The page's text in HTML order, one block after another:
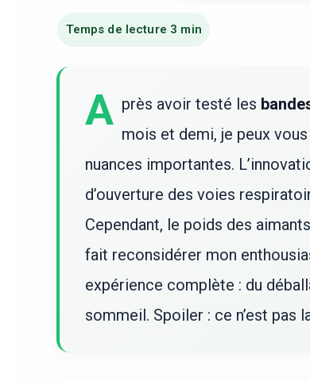
A près avoir testé les
mois et demi, je peux
nuances importantes.
d’ouverture des voies
Cependant, le poids des
fait reconsidérer mon
expérience complète : du
sommeil. Spoiler : ce n’est pas